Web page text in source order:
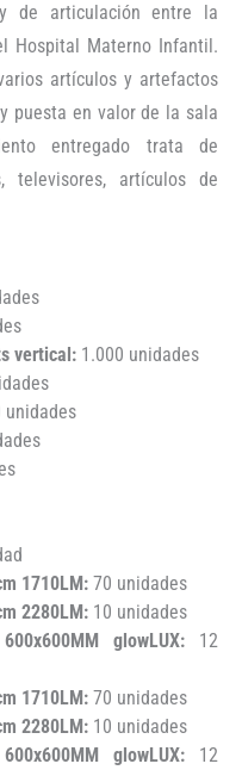
de articulación entre la
Hospital Materno Infantil.
artículos y artefactos
puesta en valor de la sala
entregado trata de
televisores, artículos de
vertical: 1.000 unidades
unidades
1710LM: 70 unidades
2280LM: 10 unidades
glowLUX: 12
1710LM: 70 unidades
2280LM: 10 unidades
glowLUX: 12